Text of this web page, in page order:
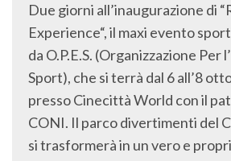
Due giorni all’inaugurazione di
Experience“, il maxi evento
da O.P.E.S. (Organizzazione Per
Sport), che si terrà dal 6 all’8
presso Cinecittà World con il
CONI. Il parco divertimenti del
si trasformerà in un vero e